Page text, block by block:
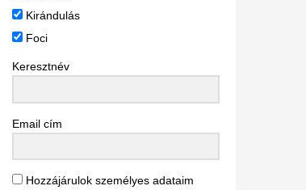
Kirándulás
Foci
Keresztnév
Email cím
Hozzájárulok személyes adataim